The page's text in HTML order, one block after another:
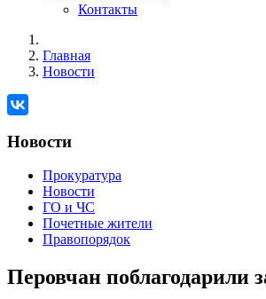
Контакты
Главная
Новости
Новости
Прокуратура
Новости
ГО и ЧС
Почетные жители
Правопорядок
Перовчан поблагодарили